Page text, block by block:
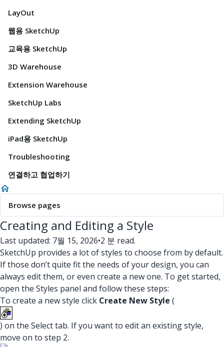
LayOut
웹용 SketchUp
교육용 SketchUp
3D Warehouse
Extension Warehouse
SketchUp Labs
Extending SketchUp
iPad용 SketchUp
Troubleshooting
연결하고 협업하기
Browse pages
Creating and Editing a Style
Last updated: 7월 15, 2026•2 분 read.
SketchUp provides a lot of styles to choose from by default.
If those don’t quite fit the needs of your design, you can
always edit them, or even create a new one. To get started,
open the Styles panel and follow these steps:
To create a new style click Create New Style (
) on the Select tab. If you want to edit an existing style,
move on to step 2.